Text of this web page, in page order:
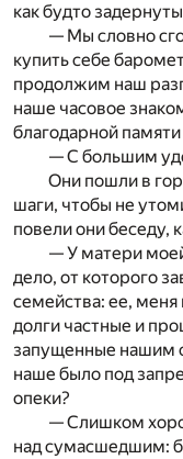
как будто
— Мы словно
купить себе
продолжим наш
наше часовое
благодарной
— С большим
Они пошли в
шаги, чтобы не
повели они беседу,
— У матери
дело, от которого
семейства: ее, меня
долги частные и
запущенные нашим
наше было под
опеки?
— Слишком
над сумасшедшим: